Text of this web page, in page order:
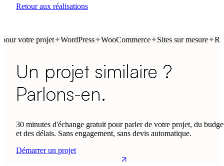
Retour aux réalisations
votre projet✦WordPress✦WooCommerce✦Sites sur mesure✦
Un projet similaire ?
Parlons-en.
30 minutes d'échange gratuit pour parler de votre projet, du
et des délais. Sans engagement, sans devis automatique.
Démarrer un projet